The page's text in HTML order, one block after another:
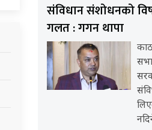
संविधान संशोधनको
गलत : गगन थापा